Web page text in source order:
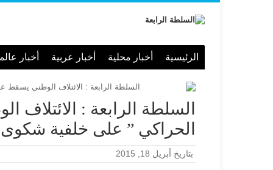
الرئيسية أخبار محلية أخبار عربية أخبار
السلطة الرابعة :
الحراكي ” على خلفية
بتاريخ أبريل 18, 2015